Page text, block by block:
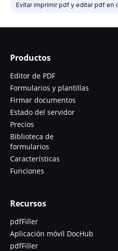
Evitar imprimir pdf y editar pdf en
Productos
Editor de PDF
Formularios y plantillas
Firmar documentos
Estado del servidor
Precios
Biblioteca de
formularios
Características
Funciones
Recursos
pdfFiller
Aplicación móvil DocHub
pdfFiller